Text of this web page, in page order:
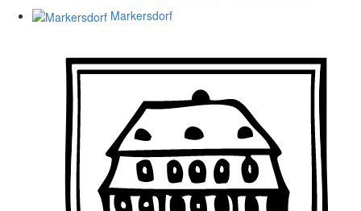
Markersdorf